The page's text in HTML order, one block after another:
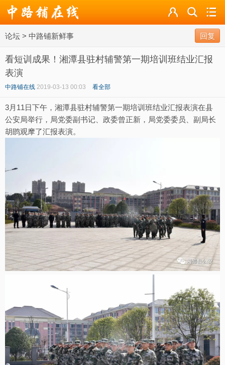
论坛 > 中路铺新鲜事 回复
看短训成果！湘潭县驻村辅警第一期培训班结业汇报
表演
中路铺在线 2019-03-13 00:03 看全部
3月11日下午，湘潭县驻村辅警第一期培训班结业汇报表演在县
公安局举行，局党委副书记、政委曾正新，局党委委员、副局长
胡鹍观摩了汇报表演。
标签